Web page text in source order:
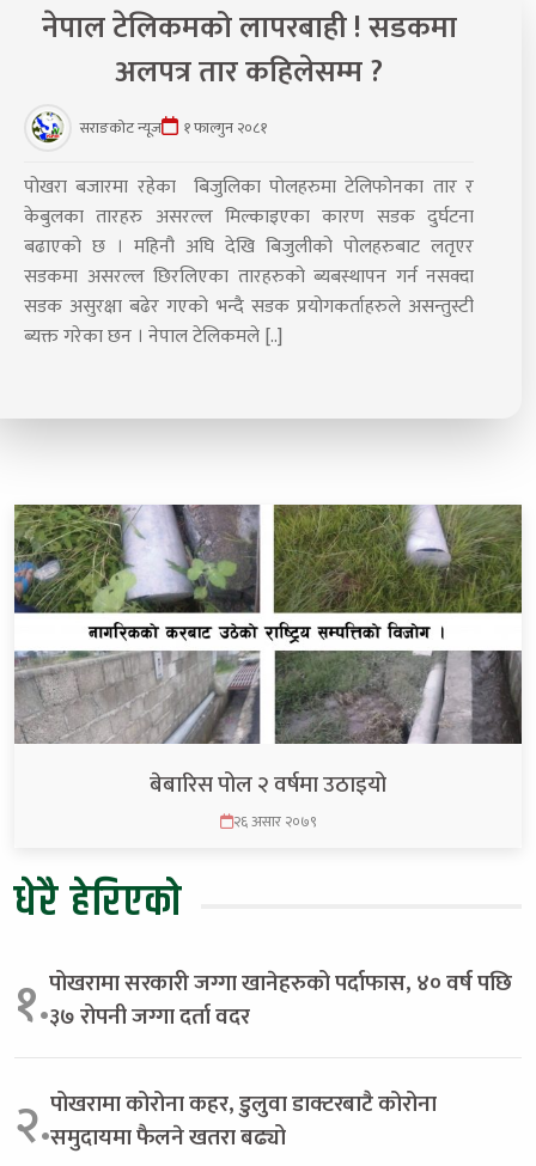
नेपाल टेलिकमको लापरबाही ! सडकमा
अलपत्र तार कहिलेसम्म ?
सराङकोट न्यूज १ फाल्गुन २०८१
पोखरा बजारमा रहेका बिजुलिका पोलहरुमा टेलिफोनका तार र
केबुलका तारहरु असरल्ल मिल्काइएका कारण सडक दुर्घटना
बढाएको छ । महिनौ अघि देखि बिजुलीको पोलहरुबाट लतृएर
सडकमा असरल्ल छिरलिएका तारहरुको ब्यबस्थापन गर्न नसक्दा
सडक असुरक्षा बढेर गएको भन्दै सडक प्रयोगकर्ताहरुले असन्तुस्टी
ब्यक्त गरेका छन । नेपाल टेलिकमले [..]
बेबारिस पोल २ वर्षमा उठाइयो
२६ असार २०७९
धेरै हेरिएको
१.पोखरामा सरकारी जग्गा खानेहरुको पर्दाफास, ४० वर्ष पछि
३७ रोपनी जग्गा दर्ता वदर
२.पोखरामा कोरोना कहर, डुलुवा डाक्टरबाटै कोरोना
समुदायमा फैलने खतरा बढ्यो